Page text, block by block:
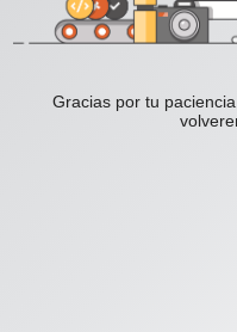
Gracias por tu